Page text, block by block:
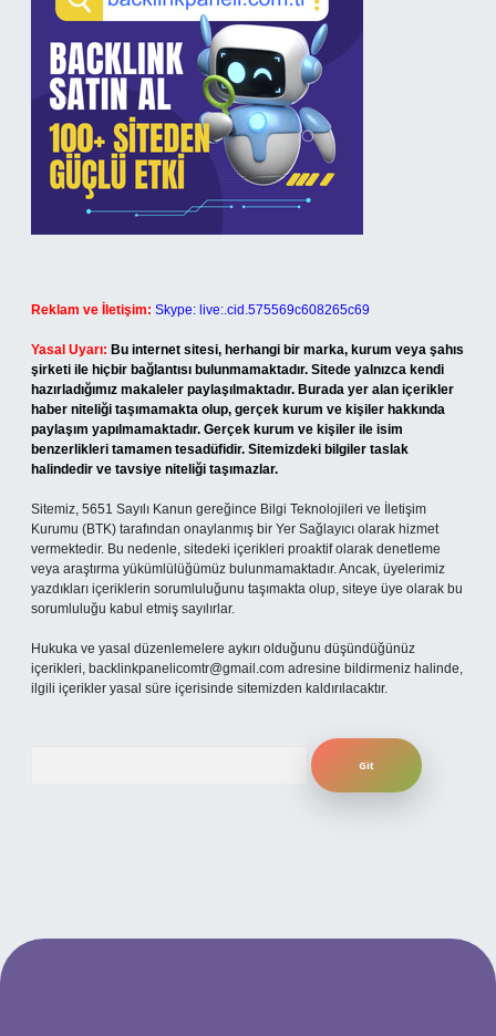
Reklam ve İletişim: Skype: live:.cid.575569c608265c69
Yasal Uyarı: Bu internet sitesi, herhangi bir marka, kurum veya şahıs
şirketi ile hiçbir bağlantısı bulunmamaktadır. Sitede yalnızca kendi
hazırladığımız makaleler paylaşılmaktadır. Burada yer alan içerikler
haber niteliği taşımamakta olup, gerçek kurum ve kişiler hakkında
paylaşım yapılmamaktadır. Gerçek kurum ve kişiler ile isim
benzerlikleri tamamen tesadüfidir. Sitemizdeki bilgiler taslak
halindedir ve tavsiye niteliği taşımazlar.
Sitemiz, 5651 Sayılı Kanun gereğince Bilgi Teknolojileri ve İletişim
Kurumu (BTK) tarafından onaylanmış bir Yer Sağlayıcı olarak hizmet
vermektedir. Bu nedenle, sitedeki içerikleri proaktif olarak denetleme
veya araştırma yükümlülüğümüz bulunmamaktadır. Ancak, üyelerimiz
yazdıkları içeriklerin sorumluluğunu taşımakta olup, siteye üye olarak bu
sorumluluğu kabul etmiş sayılırlar.
Hukuka ve yasal düzenlemelere aykırı olduğunu düşündüğünüz
içerikleri, backlinkpanelicomtr@gmail.com adresine bildirmeniz halinde,
ilgili içerikler yasal süre içerisinde sitemizden kaldırılacaktır.